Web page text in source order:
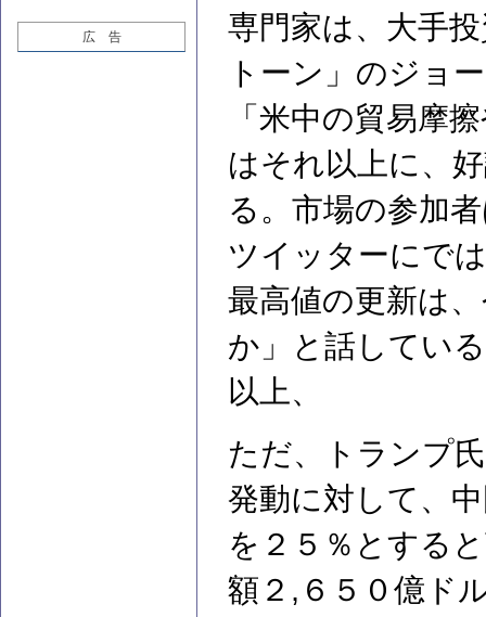
広 告
専門家は、大手
トーン」のジョ
「米中の貿易摩
はそれ以上に、
る。市場の参加
ツイッターにで
最高値の更新は
か」と話してい
以上、
ただ、トランプ
発動に対して、
を２５％とする
額２,６５０億ド